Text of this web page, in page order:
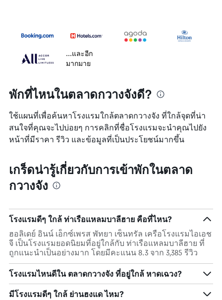
...และอีก
มากมาย
พักที่ไหนในตลาดกวางจังดี?
ใช้แผนที่เพื่อค้นหาโรงแรมใกล้ตลาดกวางจัง ที่ใกล้จุดที่น่า
สนใจที่คุณจะไปบ่อยๆ การคลิกที่ชื่อโรงแรมจะนำคุณไปยัง
หน้าที่มีราคา รีวิว และข้อมูลที่เป็นประโยชน์มากขึ้น
เกร็ดน่ารู้เกี่ยวกับการเข้าพักในตลาด
กวางจัง
โรงแรมดีๆ ใกล้ ท่าเรือแหลมบาลีฮาย คือที่ไหน?
ฮอลิเดย์ อินน์ เอ็กซ์เพรส พัทยา เซ็นทรัล เครือโรงแรมไอเอช
จี เป็นโรงแรมยอดนิยมที่อยู่ใกล้กับ ท่าเรือแหลมบาลีฮาย ที่
ถูกแนะนำเป็นอย่างมาก โดยมีคะแนน 8.3 จาก 3,385 รีวิว
โรงแรมไหนดีใน ตลาดกวางจัง ที่อยู่ใกล้ หาดเฉวง?
มีโรงแรมดีๆ ใกล้ ย่านฮงแด ไหม?